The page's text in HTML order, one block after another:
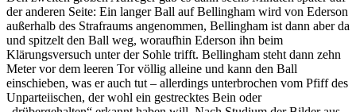
der anderen Seite: Ein langer Ball auf Bellingham wird von Ederson
außerhalb des Strafraums angenommen, Bellingham ist dann aber da
und spitzelt den Ball weg, woraufhin Ederson ihn beim
Klärungsversuch unter der Sohle trifft. Bellingham steht dann zehn
Meter vor dem leeren Tor völlig alleine und kann den Ball
einschieben, was er auch tut – allerdings unterbrochen vom Pfiff des
Unparteiischen, der wohl ein gestrecktes Bein oder